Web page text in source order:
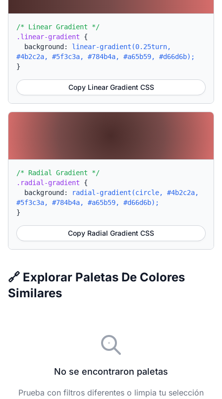
/* Linear Gradient */
.linear-gradient {
background: linear-gradient(0.25turn,
#4b2c2a, #5f3c3a, #784b4a, #a65b59, #d66d6b);
}
Copy Linear Gradient CSS
/* Radial Gradient */
.radial-gradient {
background:
radial-gradient(circle, #4b2c2a,
#5f3c3a, #784b4a, #a65b59, #d66d6b);
}
Copy Radial Gradient CSS
🔗 Explorar Paletas De Colores
Similares
No se encontraron paletas
Prueba con filtros diferentes o limpia tu selección